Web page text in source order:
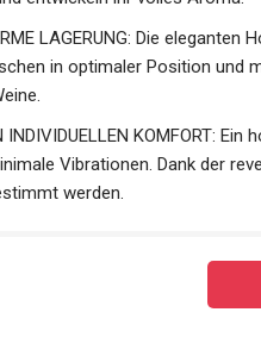
LAGERUNG: Die eleganten
in optimaler Position und
INDIVIDUELLEN KOMFORT:
Vibrationen. Dank der
werden.